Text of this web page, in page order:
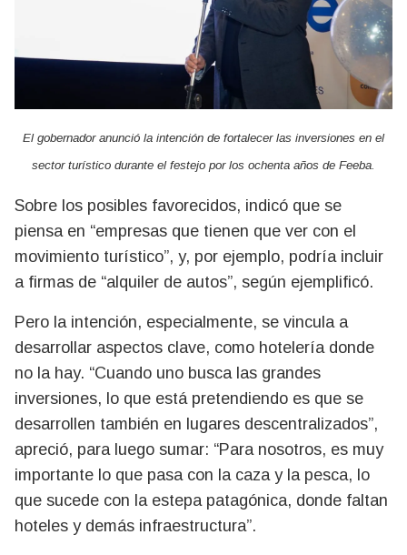
El gobernador anunció la intención de fortalecer las inversiones en el
sector turístico durante el festejo por los ochenta años de Feeba.
Sobre los posibles favorecidos, indicó que se
piensa en “empresas que tienen que ver con el
movimiento turístico”, y, por ejemplo, podría incluir
a firmas de “alquiler de autos”, según ejemplificó.
Pero la intención, especialmente, se vincula a
desarrollar aspectos clave, como hotelería donde
no la hay. “Cuando uno busca las grandes
inversiones, lo que está pretendiendo es que se
desarrollen también en lugares descentralizados”,
apreció, para luego sumar: “Para nosotros, es muy
importante lo que pasa con la caza y la pesca, lo
que sucede con la estepa patagónica, donde faltan
hoteles y demás infraestructura”.